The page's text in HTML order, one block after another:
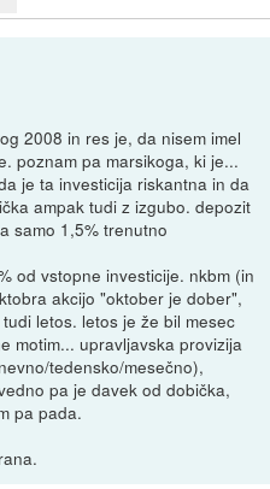
2008 in res je, da nisem imel
poznam pa marsikoga, ki je...
je ta investicija riskantna in da
ampak tudi z izgubo. depozit
samo 1,5% trenutno
od vstopne investicije. nkbm (in
akcijo "oktober je dober",
letos. letos je že bil mesec
motim... upravljavska provizija
tedensko/mesečno),
pa je davek od dobička,
pa pada.